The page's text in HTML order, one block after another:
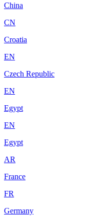
China
CN
Croatia
EN
Czech Republic
EN
Egypt
EN
Egypt
AR
France
FR
Germany